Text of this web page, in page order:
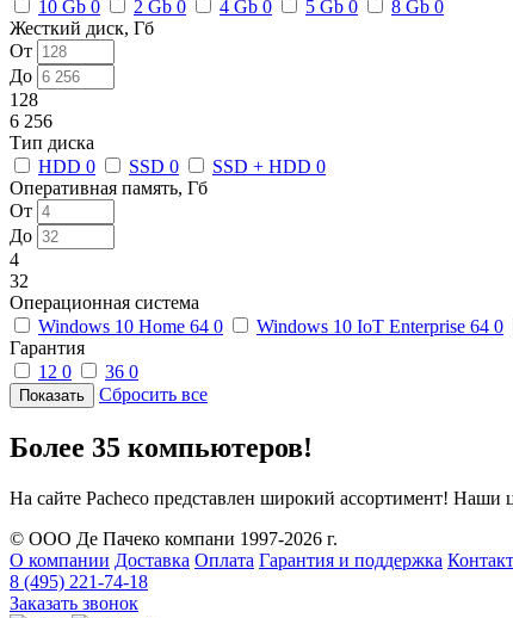
10 Gb 0 2 Gb 0 4 Gb 0 5 Gb 0 8 Gb 0
Жесткий диск, Гб
От
До
128
6 256
Тип диска
HDD 0 SSD 0 SSD + HDD 0
Оперативная память, Гб
От
До
4
32
Операционная система
Windows 10 Home 64 0 Windows 10 IoT Enterprise 64 0
Гарантия
12 0 36 0
Сбросить все
Более 35 компьютеров!
На сайте Pacheco представлен широкий ассортимент!
© ООО Де Пачеко компани 1997-2026 г.
О компании Доставка Оплата Гарантия и поддержка
8 (495) 221-74-18
Заказать звонок